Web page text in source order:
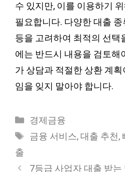
수 있지만, 이를 이용하기
필요합니다. 다양한 대출
등을 고려하여 최적의 선택
에는 반드시 내용을 검토해
가 상담과 적절한 상환 계
임을 잊지 말아야 합니다.
Categories
경제금융
Tags
금융 서비스, 대출 추천,
출
7등급 사업자 대출 받